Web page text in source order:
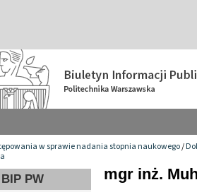
w sprawie nadania stopnia naukowego/
BIP PW mgr inż.